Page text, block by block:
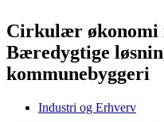
Cirkulær økonomi
Bæredygtige
kommunebyggeri
Industri og Erhverv